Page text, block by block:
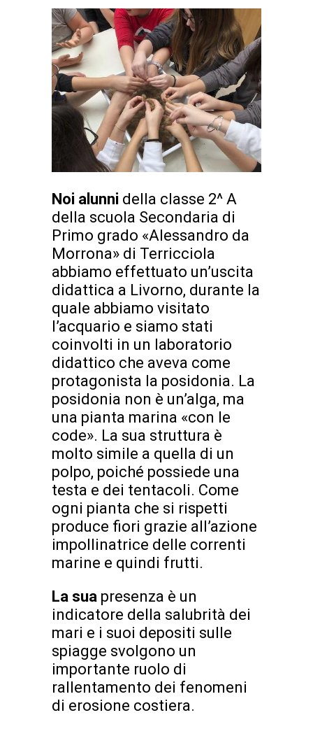
Noi alunni della classe 2^ A
della scuola Secondaria di
Primo grado «Alessandro da
Morrona» di Terricciola
abbiamo effettuato un’uscita
didattica a Livorno, durante la
quale abbiamo visitato
l’acquario e siamo stati
coinvolti in un laboratorio
didattico che aveva come
protagonista la posidonia. La
posidonia non è un’alga, ma
una pianta marina «con le
code». La sua struttura è
molto simile a quella di un
polpo, poiché possiede una
testa e dei tentacoli. Come
ogni pianta che si rispetti
produce fiori grazie all’azione
impollinatrice delle correnti
marine e quindi frutti.
La sua presenza è un
indicatore della salubrità dei
mari e i suoi depositi sulle
spiagge svolgono un
importante ruolo di
rallentamento dei fenomeni
di erosione costiera.